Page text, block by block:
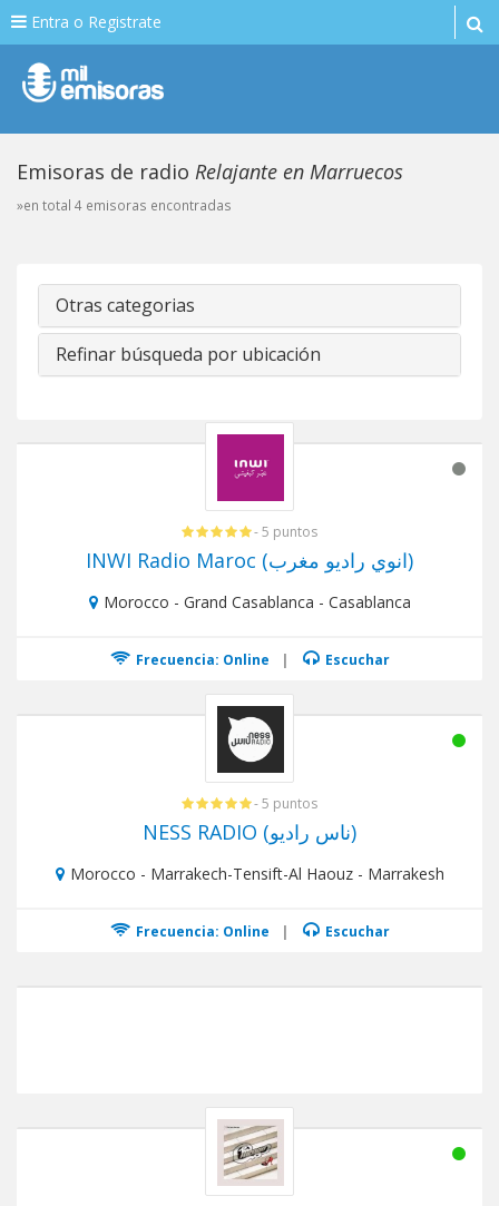
Entra o Registrate
Emisoras de radio Relajante en Marruecos
»en total 4 emisoras encontradas
Otras categorias
Refinar búsqueda por ubicación
- 5 puntos
INWI Radio Maroc (انوي راديو مغرب)
Morocco - Grand Casablanca - Casablanca
Frecuencia: Online | Escuchar
- 5 puntos
NESS RADIO (ناس راديو)
Morocco - Marrakech-Tensift-Al Haouz - Marrakesh
Frecuencia: Online | Escuchar